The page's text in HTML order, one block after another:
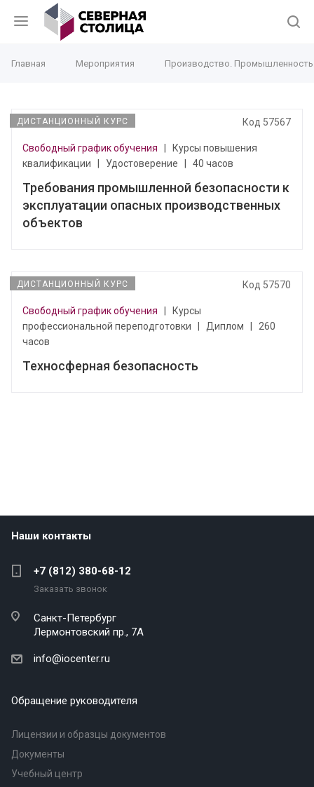
Главная Мероприятия Производство.
ДИСТАНЦИОННЫЙ КУРС Код 57567
Свободный график обучения
Курсы повышения
квалификации
Удостоверение 40 часов
Требования промышленной безопасности к
эксплуатации опасных производственных
объектов
ДИСТАНЦИОННЫЙ КУРС Код 57570
Свободный график обучения
Курсы
профессиональной переподготовки
Диплом
260
часов
Техносферная безопасность
Наши контакты
+7 (812) 380-68-12
Заказать звонок
Санкт-Петербург
Лермонтовский пр., 7А
info@iocenter.ru
Обращение руководителя
Лицензии и образцы документов
Документы
Учебный центр